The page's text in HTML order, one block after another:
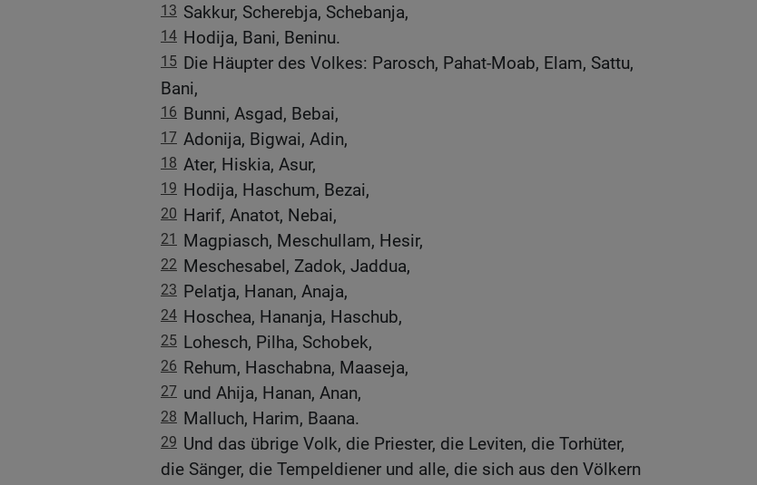
13 Sakkur, Scherebja, Schebanja,
14 Hodija, Bani, Beninu.
15 Die Häupter des Volkes: Parosch, Pahat-Moab, Elam, Sattu,
Bani,
16 Bunni, Asgad, Bebai,
17 Adonija, Bigwai, Adin,
18 Ater, Hiskia, Asur,
19 Hodija, Haschum, Bezai,
20 Harif, Anatot, Nebai,
21 Magpiasch, Meschullam, Hesir,
22 Meschesabel, Zadok, Jaddua,
23 Pelatja, Hanan, Anaja,
24 Hoschea, Hananja, Haschub,
25 Lohesch, Pilha, Schobek,
26 Rehum, Haschabna, Maaseja,
27 und Ahija, Hanan, Anan,
28 Malluch, Harim, Baana.
29 Und das übrige Volk, die Priester, die Leviten, die Torhüter,
die Sänger, die Tempeldiener und alle, die sich aus den Völkern